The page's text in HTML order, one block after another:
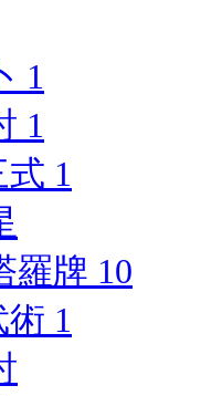
1
1
式 1
羅牌 10
術 1